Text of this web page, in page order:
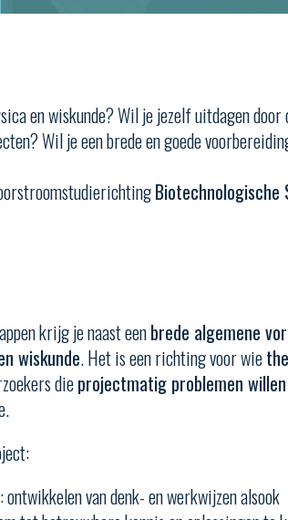
en wiskunde? Wil je jezelf uitdagen door
Wil je een brede en goede
Biotechnologische
krijg je naast eenbrede algemene
wiskunde. Het is een richting voor wie
dieprojectmatig problemen willen
: ontwikkelen van denk- en werkwijzen alsook